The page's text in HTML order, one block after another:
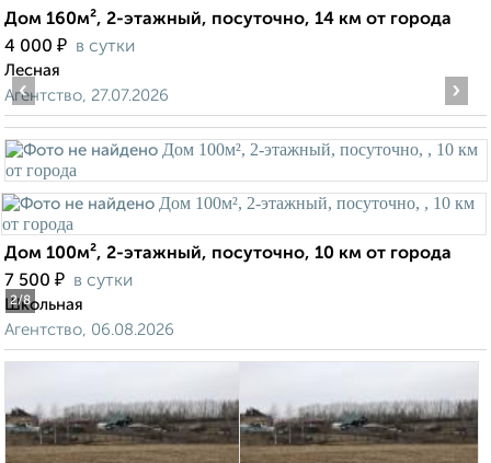
Дом 160м², 2-этажный, посуточно, 14 км от города
4 000 ₽ в сутки
Лесная
Агентство, 27.07.2026
2/8
‹ ›
Дом 100м², 2-этажный, посуточно, 10 км от города
7 500 ₽ в сутки
Школьная
Агентство, 06.08.2026